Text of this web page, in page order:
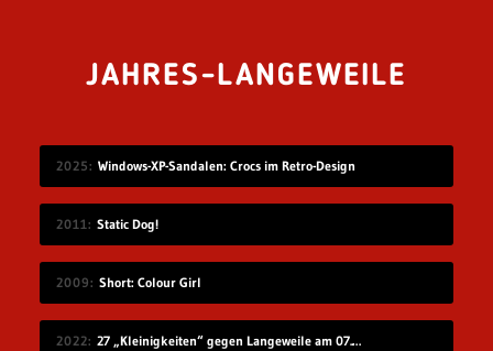
JAHRES-LANGEWEILE
2025 Windows-XP-Sandalen: Crocs im Retro-Design
2011 Static Dog!
2009 Short: Colour Girl
2022 27 „Kleinigkeiten“ gegen Langeweile am 07.08.2022